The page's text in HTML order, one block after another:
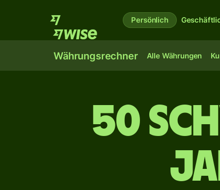
Persönlich
Währungsrechner Alle Währungen
50